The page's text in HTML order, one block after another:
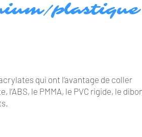
plastique
qui ont l’avantage de coller
le PMMA, le PVC rigide, le